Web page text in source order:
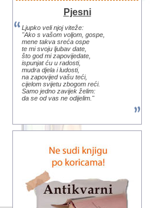
Pjesni
Ljupko veli njoj viteže:
"Ako s vašom voljom, gospe,
mene takva sreća ospe
te mi svoju ljubav date,
što god mi zapovijedate,
ispunjat ću u radosti,
mudra djela i ludosti,
na zapovijed vašu teći,
cijelom svijetu zbogom reći.
Samo jedno zavijek želim:
da se od vas ne odijelim."